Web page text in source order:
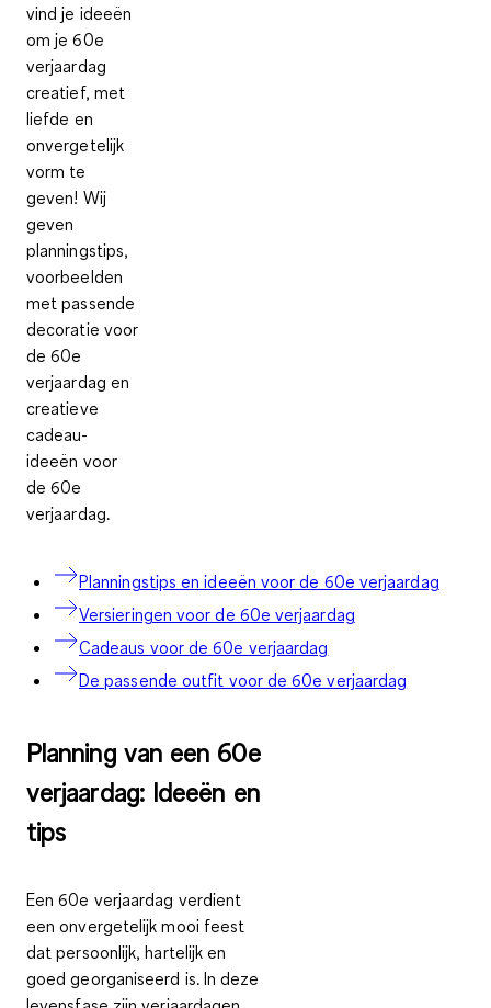
vind je ideeën
om je 60e
verjaardag
creatief, met
liefde en
onvergetelijk
vorm te
geven! Wij
geven
planningstips,
voorbeelden
met passende
decoratie voor
de 60e
verjaardag en
creatieve
cadeau-
ideeën voor
de 60e
verjaardag.
Planningstips en ideeën voor de 60e verjaardag
Versieringen voor de 60e verjaardag
Cadeaus voor de 60e verjaardag
De passende outfit voor de 60e verjaardag
Planning van een 60e
verjaardag: Ideeën en
tips
Een 60e verjaardag verdient
een onvergetelijk mooi feest
dat persoonlijk, hartelijk en
goed georganiseerd is. In deze